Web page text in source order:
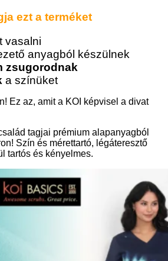
ezt a terméket
vasalni
anyagból készülnek
zsugorodnak
a színüket
Ez az, amit a KOI képvisel a divat
tagjai prémium alapanyagból
Szín és mérettartó, légáteresztő
tartós és kényelmes.